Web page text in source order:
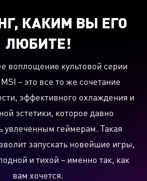
КАКИМ ВЫ ЕГО
ЛЮБИТЕ!
воплощение культовой серии
– это все то же сочетание
эффективного охлаждения и
эстетики, которое давно
увлеченным геймерам. Такая
запускать новейшие игры,
и тихой – именно так, как
вам хочется.